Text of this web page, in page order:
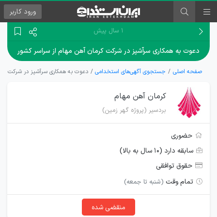
ورود کاربر
۱ سال پیش
دعوت به همکاری سرآشپز در شرکت کرمان آهن مهام از سراسر کشور
صفحه اصلی جستجوی آگهی‌های استخدامی دعوت به همکاری سرآشپز در شرکت
کرمان آهن مهام
بردسیر (پروژه گهر زمین)
حضوری
سابقه دارد (۱۰ سال به بالا)
حقوق توافقی
تمام وقت (شنبه تا جمعه)
منقضی شده